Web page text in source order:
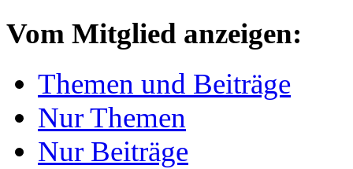
Vom Mitglied anzeigen:
Themen und Beiträge
Nur Themen
Nur Beiträge